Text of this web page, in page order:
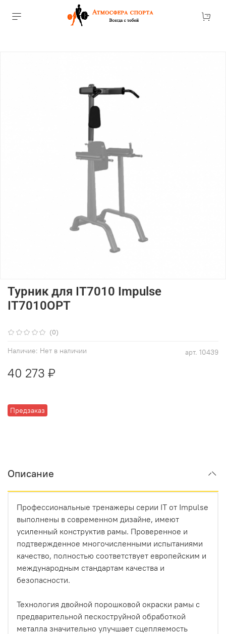
(0)
арт. 10439
Наличие: Нет в наличии
Предзаказ
Турник для IT7010 Impulse
IT7010OPT
40 273 ₽
Описание
Профессиональные тренажеры серии IT от Impulse
выполнены в современном дизайне, имеют
усиленный конструктив рамы. Проверенное и
подтвержденное многочисленными испытаниями
качество, полностью соответствует европейским и
международным стандартам качества и
безопасности.
Технология двойной порошковой окраски рамы с
предварительной пескоструйной обработкой
металла значительно улучшает сцепляемость